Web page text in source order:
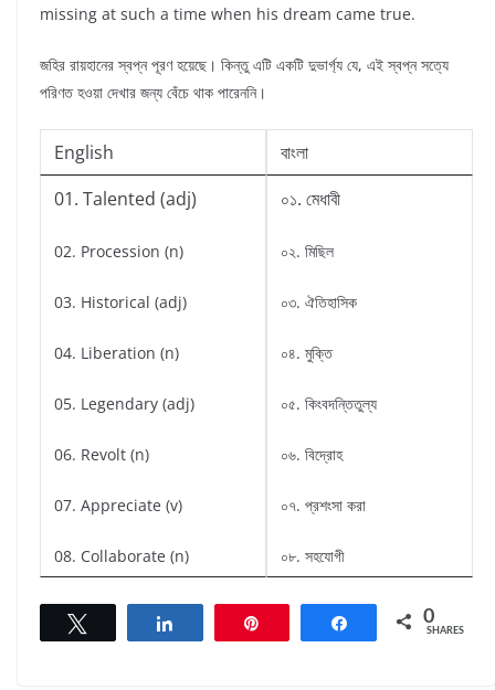
missing at such a time when his dream came true.
জহির রায়হানের স্বপ্ন পূরণ হয়েছে। কিন্তু এটি একটি দুভার্গ্য যে, এই স্বপ্ন সত্যে
পরিণত হওয়া দেখার জন্য বেঁচে থাক পারেননি।
English
বাংলা
01. Talented (adj)
02. Procession (n)
03. Historical (adj)
04. Liberation (n)
05. Legendary (adj)
06. Revolt (n)
07. Appreciate (v)
08. Collaborate (n)
০১. মেধাবী
০২. মিছিল
০৩. ঐতিহাসিক
০৪. মুক্তি
০৫. কিংবদন্তিতুল্য
০৬. বিদ্রোহ
০৭. প্রশংসা করা
০৮. সহযোগী
Share 0
SHARES